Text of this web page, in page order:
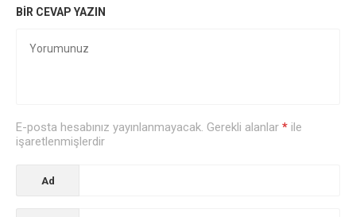
BIR CEVAP YAZIN
E-posta hesabınız yayınlanmayacak. Gerekli alanlar * ile
işaretlenmişlerdir
Ad